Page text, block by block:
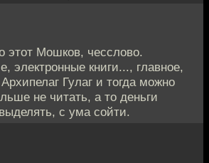
этот Мошков, чесслово.
электронные книги..., главное,
Гулаг и тогда можно
не читать, а то деньги
с ума сойти.